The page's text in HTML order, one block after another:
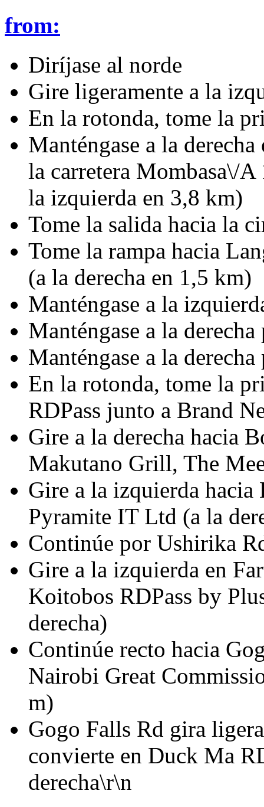
from:
Diríjase al norde
Gire ligeramente a la
En la rotonda, tome la
Manténgase a la
la carretera Mombasa\/
la izquierda en 3,8 km)
Tome la salida hacia la
Tome la rampa hacia
(a la derecha en 1,5 km)
Manténgase a la
Manténgase a la
Manténgase a la
En la rotonda, tome la
RDPass junto a Brand
Gire a la derecha hacia
Makutano Grill, The
Gire a la izquierda hacia
Pyramite IT Ltd (a la
Continúe por Ushirika
Gire a la izquierda en
Koitobos RDPass by
derecha)
Continúe recto hacia
Nairobi Great
m)
Gogo Falls Rd gira
convierte en Duck Ma
derecha\r\n